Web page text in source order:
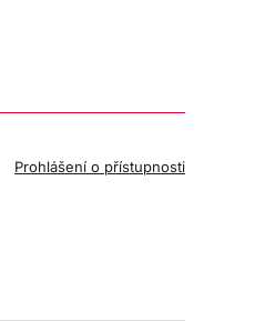
Prohlášení o přístupnosti